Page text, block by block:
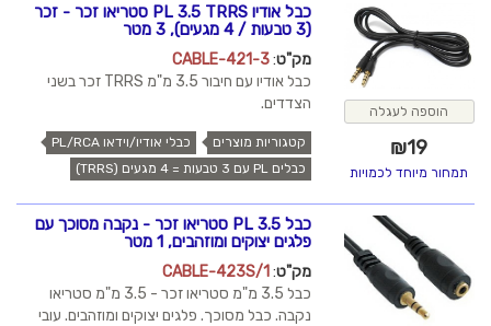
הוספה לעגלה
₪19
תמחור מיוחד לכמויות
כבל אודיו PL 3.5 TRRS סטריאו זכר - זכר
(3 טבעות / 4 מגעים), 3 מטר
מק"ט:
CABLE-421-3
כבל אודיו עם חיבור 3.5 מ"מ TRRS זכר בשני
הצדדים.
קטגוריות מוצרים
כבלי אודיו/וידאו PL/RCA
כבלים PL עם 3 טבעות = 4 מגעים (TRRS)
כבל PL 3.5 סטריאו זכר - נקבה מסוכך עם
פלגים יצוקים ומוזהבים, 1 מטר
מק"ט:
CABLE-423S/1
כבל 3.5 מ"מ סטריאו זכר - 3.5 מ"מ סטריאו
נקבה. כבל מסוכך. פלגים יצוקים ומוזהבים. עובי